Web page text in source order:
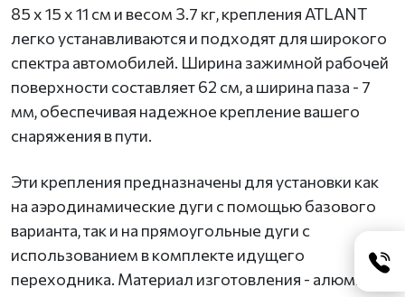
85 х 15 х 11 см и весом 3.7 кг, крепления ATLANT
легко устанавливаются и подходят для широкого
спектра автомобилей. Ширина зажимной рабочей
поверхности составляет 62 см, а ширина паза - 7
мм, обеспечивая надежное крепление вашего
снаряжения в пути.
Эти крепления предназначены для установки как
на аэродинамические дуги с помощью базового
варианта, так и на прямоугольные дуги с
использованием в комплекте идущего
переходника. Материал изготовления - алюминий,